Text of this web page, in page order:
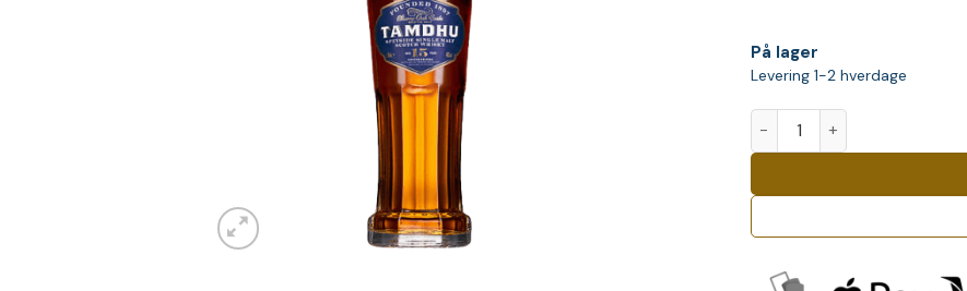
På lager
Levering 1-2 hverdage
Tamdhu 15 Y.O. Whisky antal